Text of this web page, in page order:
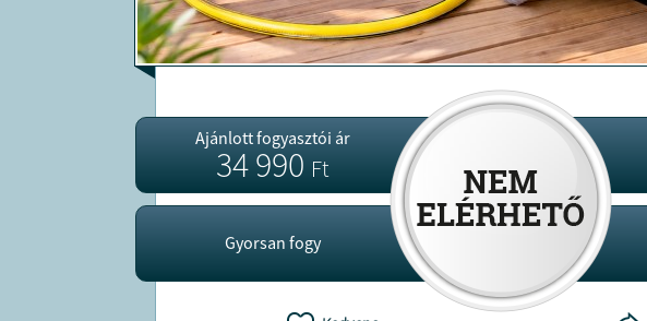
Ajánlott fogyasztói ár
34 990Ft
Gyorsan fogy